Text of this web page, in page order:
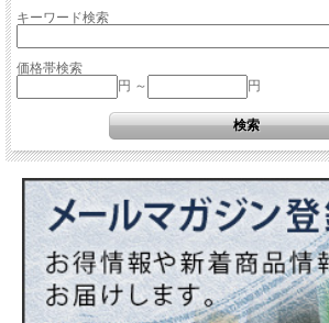
キーワード検索
価格帯検索
円 ～
円